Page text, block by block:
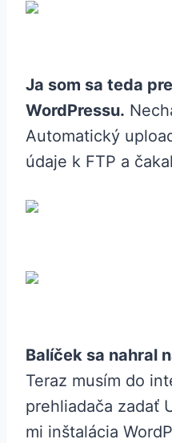
Ja som sa teda
WordPressu.
Automatický
údaje k FTP a
Balíček sa nahral
Teraz musím do
prehliadača zadať
mi inštalácia